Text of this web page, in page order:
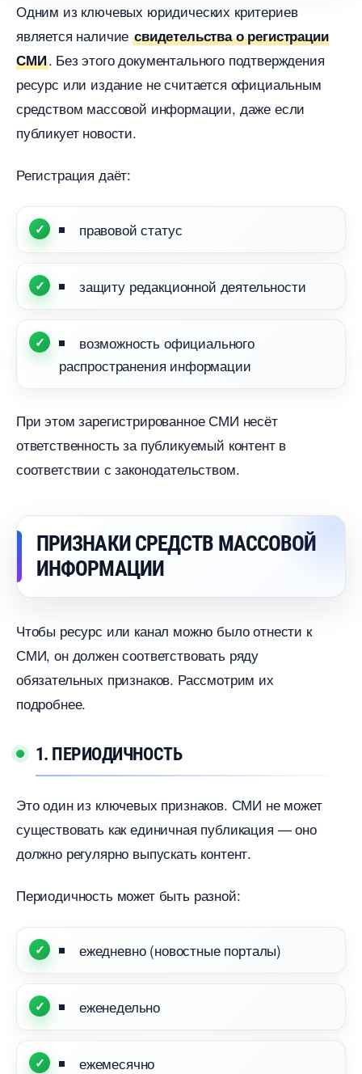
Одним из ключевых юридических критерие
является наличиесвидетельства о регистрации
СМИ. Без этого документального подтверждения
ресурс или издание не считается официальным
средством массовой информации, даже если
публикует новости.
Регистрация даёт:
правовой статус
защиту редакционной деятельности
озможность официального
распространения информации
При этом зарегистрированное СМИ несёт
ответственность за публикуемый контент
соответствии с законодательством.
ПРИЗНАКИ СРЕДСТВ МАССОВОЙ
ИНФОРМАЦИИ
Чтобы ресурс или канал можно было отнести к
СМИ, он должен соответствовать ряду
обязательных признаков. Рассмотрим их
подробнее.
1. ПЕРИОДИЧНОСТЬ
Это один из ключевых признаков. СМИ не может
существовать как единичная публикация — оно
должно регулярно выпускать контент.
Периодичность может быть разной:
ежедневно (новостные порталы)
еженедельно
ежемесячно